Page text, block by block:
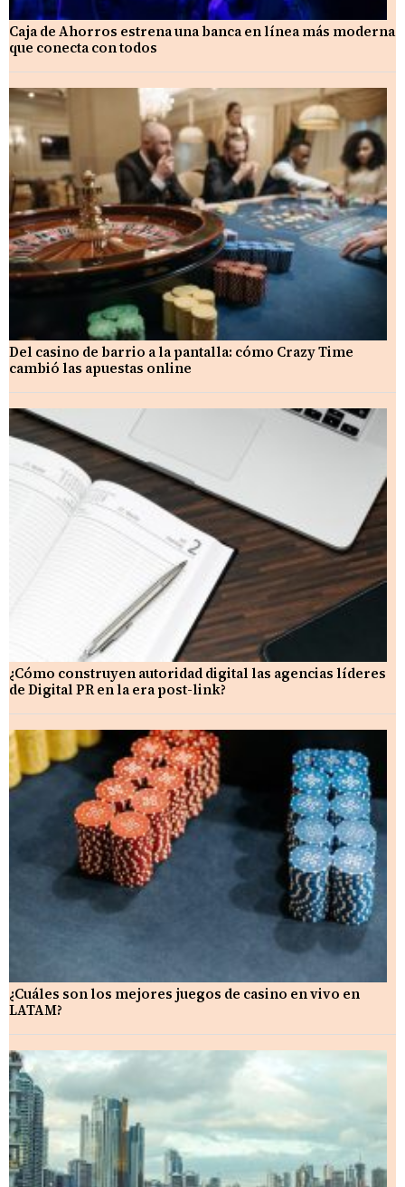
Caja de Ahorros estrena una banca en línea más moderna
que conecta con todos
Del casino de barrio a la pantalla: cómo Crazy Time
cambió las apuestas online
¿Cómo construyen autoridad digital las agencias líderes
de Digital PR en la era post-link?
¿Cuáles son los mejores juegos de casino en vivo en
LATAM?